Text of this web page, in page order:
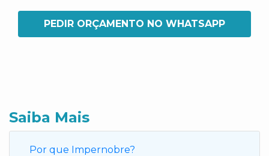
PEDIR ORÇAMENTO NO WHATSAPP
Saiba Mais
Por que Impernobre?